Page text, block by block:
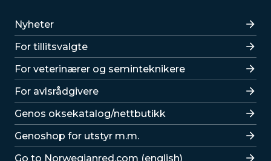
Lenker
Nyheter
For tillitsvalgte
For veterinærer og seminteknikere
For avlsrådgivere
Lenker
Genos oksekatalog/nettbutikk
Genoshop for utstyr m.m.
Go to Norwegianred.com (english)